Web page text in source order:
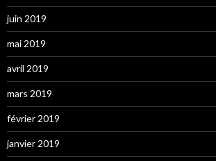
juin 2019
mai 2019
avril 2019
mars 2019
février 2019
janvier 2019